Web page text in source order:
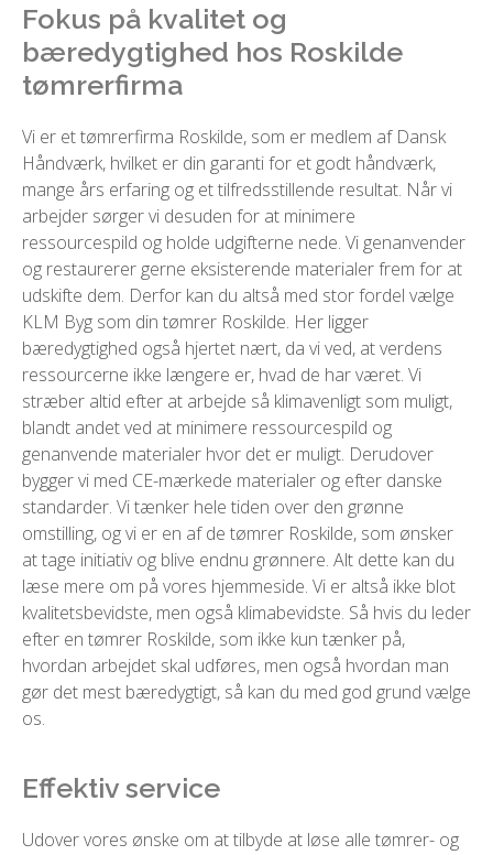
Fokus på kvalitet og
bæredygtighed hos Roskilde
tømrerfirma
Vi er et tømrerfirma Roskilde, som er medlem af Dansk
Håndværk, hvilket er din garanti for et godt håndværk,
mange års erfaring og et tilfredsstillende resultat. Når vi
arbejder sørger vi desuden for at minimere
ressourcespild og holde udgifterne nede. Vi genanvender
og restaurerer gerne eksisterende materialer frem for at
udskifte dem. Derfor kan du altså med stor fordel vælge
KLM Byg som din tømrer Roskilde. Her ligger
bæredygtighed også hjertet nært, da vi ved, at verdens
ressourcerne ikke længere er, hvad de har været. Vi
stræber altid efter at arbejde så klimavenligt som muligt,
blandt andet ved at minimere ressourcespild og
genanvende materialer hvor det er muligt. Derudover
bygger vi med CE-mærkede materialer og efter danske
standarder. Vi tænker hele tiden over den grønne
omstilling, og vi er en af de tømrer Roskilde, som ønsker
at tage initiativ og blive endnu grønnere. Alt dette kan du
læse mere om på vores hjemmeside. Vi er altså ikke blot
kvalitetsbevidste, men også klimabevidste. Så hvis du leder
efter en tømrer Roskilde, som ikke kun tænker på,
hvordan arbejdet skal udføres, men også hvordan man
gør det mest bæredygtigt, så kan du med god grund vælge
os.
Effektiv service
Udover vores ønske om at tilbyde at løse alle tømrer- og